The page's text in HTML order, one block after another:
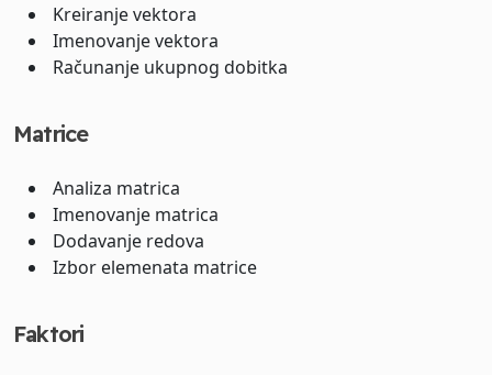
Kreiranje vektora
Imenovanje vektora
Računanje ukupnog dobitka
Matrice
Analiza matrica
Imenovanje matrica
Dodavanje redova
Izbor elemenata matrice
Faktori